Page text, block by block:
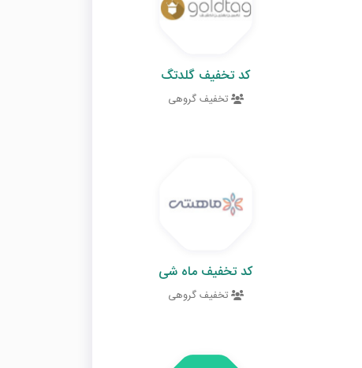
کد تخفیف گلدتگ
تخفیف گروهی
کد تخفیف ماه شی
تخفیف گروهی